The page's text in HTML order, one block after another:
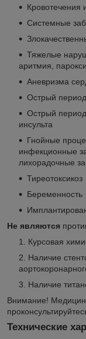
Кровотечения
Системные
Тяжелые
аритмия,
Аневризма
Острый
Острый
инсульта
Гнойные
инфекционные
лихорадочные
Тиреотоксикоз
Беременность
Не являются
Курсовая
Наличие
Наличие
Внимание!
Технические